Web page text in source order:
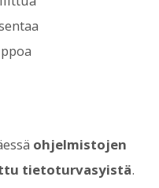
ohjelmistojen
tietoturvasyistä.